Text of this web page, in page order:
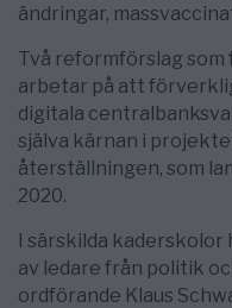
ändringar,
Två reformförslag
arbetar på att
digitala
själva kärnan i
åter­ställningen, som
2020.
I sär­skilda
av ­ledare från politik
ordförande Klaus